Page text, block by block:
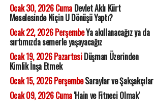
Ocak 30, 2026 CumaDevlet Aklı Kürt
Meselesinde Niçin U Dönüşü Yaptı?
Ocak 22, 2026 PerşembeYa akıllanacağız ya da
sırtımızda semerle yaşayacağız
Ocak 19, 2026 PazartesiDüşman Üzerinden
Kimlik İnşa Etmek
Ocak 15, 2026 PerşembeSaraylar ve Şakşakçılar
Ocak 09, 2026 Cuma'Hain ve Fitneci Olmak'